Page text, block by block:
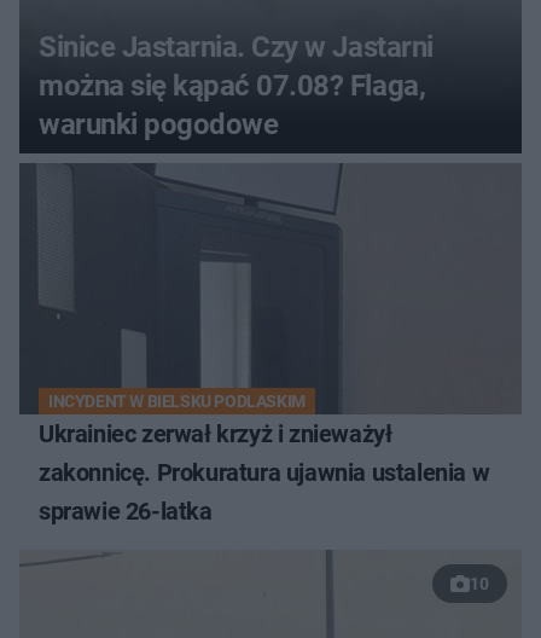
Sinice Jastarnia. Czy w Jastarni
można się kąpać 07.08? Flaga,
warunki pogodowe
INCYDENT W BIELSKU PODLASKIM
Ukrainiec zerwał krzyż i znieważył
zakonnicę. Prokuratura ujawnia ustalenia w
sprawie 26-latka
10